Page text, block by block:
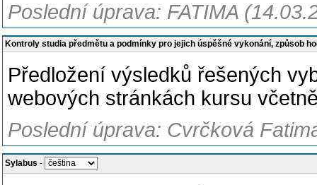
Poslední úprava: FATIMA
Kontroly studia předmětu a podmínky pro jejich úspěšné vykonání, způsob
Předložení výsledků řešených
webových stránkách kursu
Poslední úprava: Cvrčková
Sylabus -